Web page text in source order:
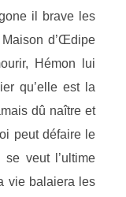
il brave les
d’Œdipe
Hémon lui
qu’elle est la
dû naître et
peut défaire le
veut l’ultime
vie balaiera les